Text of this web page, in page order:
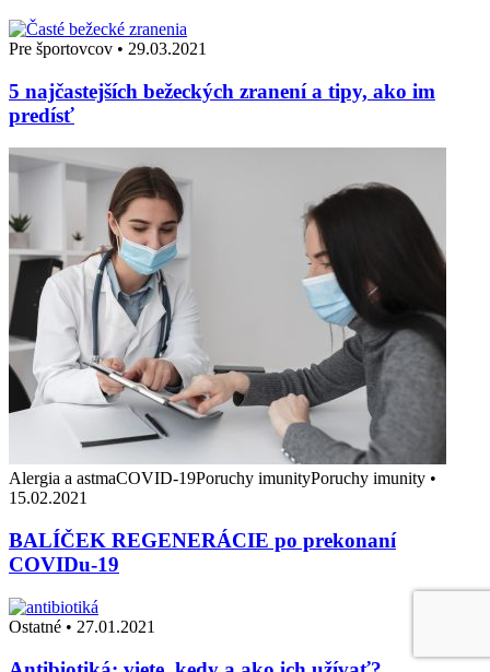
Pre športovcov • 29.03.2021
5 najčastejších bežeckých zranení a tipy, ako im
predísť
Alergia a astmaCOVID-19Poruchy imunityPoruchy imunity •
15.02.2021
BALÍČEK REGENERÁCIE po prekonaní
COVIDu-19
Ostatné • 27.01.2021